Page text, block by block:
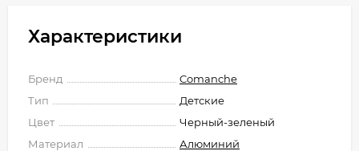
Характеристики
Бренд
Comanche
Тип
Детские
Цвет
Черный-зеленый
Материал
Алюминий